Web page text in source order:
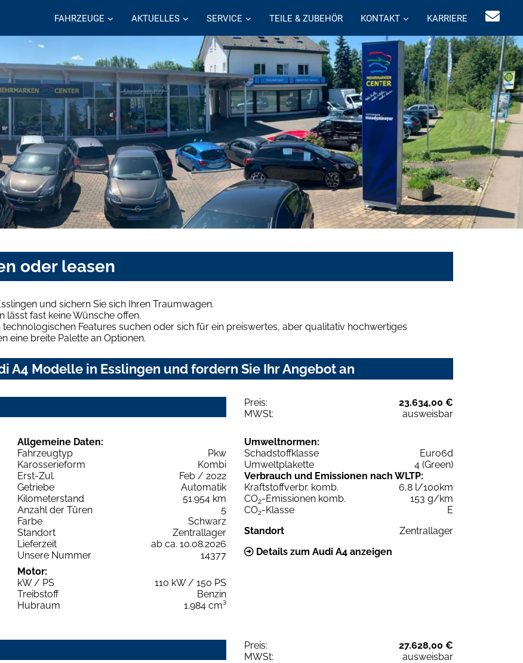
FAHRZEUGE AKTUELLES SERVICE TEILE & ZUBEHÖR KONTAKT KARRIERE
oder leasen
und sichern Sie sich Ihren Traumwagen.
fast keine Wünsche offen.
Features suchen oder sich für ein preiswertes, aber qualitativ hochwertiges
eine breite Palette an Optionen.
A4 Modelle in Esslingen und fordern Sie Ihr Angebot an
Preis:
23.634,00 €
MWSt:
ausweisbar
Allgemeine Daten:
Fahrzeugtyp
Pkw
Karosserieform
Kombi
Erst-Zul.
Feb / 2022
Getriebe
Automatik
Kilometerstand
51.954 km
Anzahl der Türen
5
Farbe
Schwarz
Standort
Zentrallager
Lieferzeit
ab ca. 10.08.2026
Unsere Nummer
14377
Motor:
kW / PS
110 kW / 150 PS
Treibstoff
Benzin
Hubraum
1.984 cm³
Umweltnormen:
Schadstoffklasse
Euro6d
Umweltplakette
4 (Green)
Verbrauch und Emissionen nach WLTP:
Kraftstoffverbr. komb.
6,8 l/100km
CO2-Emissionen komb.
153 g/km
CO2-Klasse
E
Standort
Zentrallager
Details zum Audi A4 anzeigen
Preis:
27.628,00 €
MWSt:
ausweisbar